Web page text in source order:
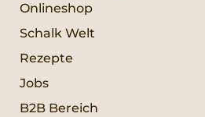
Onlineshop
Schalk Welt
Rezepte
Jobs
B2B Bereich